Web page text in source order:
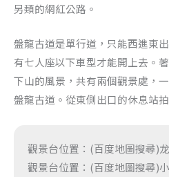
另類的網紅公路。
盤龍古道是單行道，只能西進東
有七人座以下車型才能開上去。
下山的風景，共有兩個觀景處，
盤龍古道。從東側出口的休息站
觀景台位置：(百度地圖搜尋)
觀景台位置：(百度地圖搜尋)